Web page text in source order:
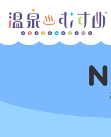
Official
Account